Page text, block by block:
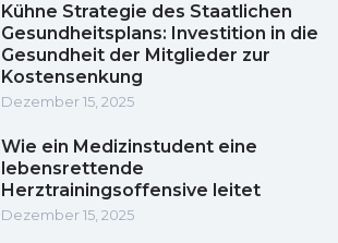
Kühne Strategie des Staatlichen
Gesundheitsplans: Investition in die
Gesundheit der Mitglieder zur
Kostensenkung
Dezember 15, 2025
Wie ein Medizinstudent eine
lebensrettende
Herztrainingsoffensive leitet
Dezember 15, 2025